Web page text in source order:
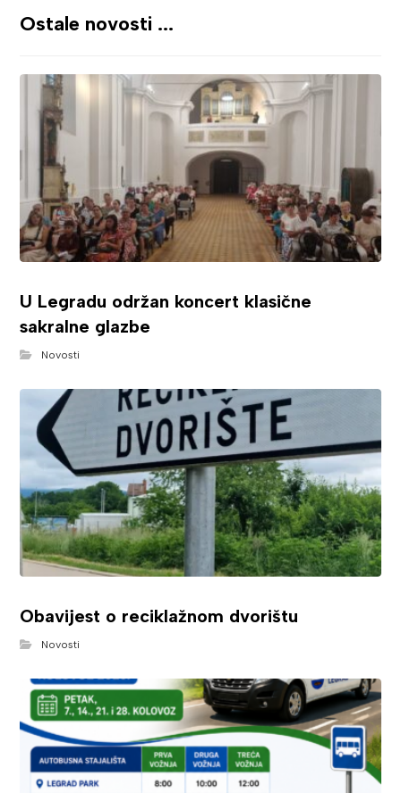
Ostale novosti ...
U Legradu održan koncert klasične
sakralne glazbe
Novosti
Obavijest o reciklažnom dvorištu
Novosti